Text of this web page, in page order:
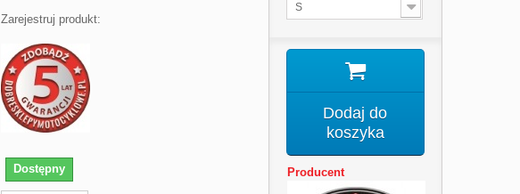
Zarejestruj produkt:
Dostępny
S
Dodaj do
koszyka
Producent